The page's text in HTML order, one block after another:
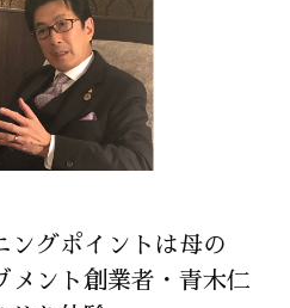
ングポイントは母の
メント創業者・青木仁